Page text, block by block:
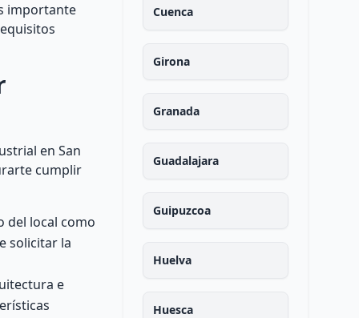
importante
en San
cumplir
del local como
solicitar la
e
Cuenca
Girona
Granada
Guadalajara
Guipuzcoa
Huelva
Huesca